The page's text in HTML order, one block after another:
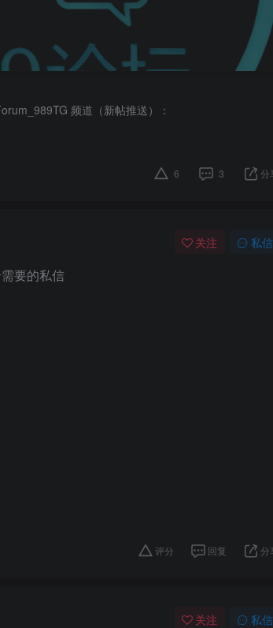
频道（新帖推送）：
6 3 分
关注 私信
要的私信
评分 回复 分
关注 私信